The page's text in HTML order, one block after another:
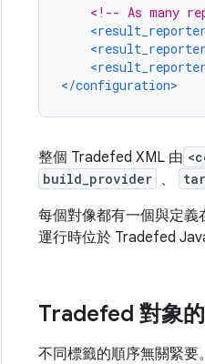
<!-- As many
<result_reporter
<result_reporter
<result_reporter
</configuration>
整個 Tradefed XML 由
build_provider 、
每個對像都有一個與定義
運行時位於 Tradefed
Tradefed 對象
不同標籤的順序無關緊要